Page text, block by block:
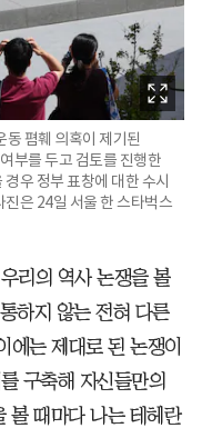
폄훼 의혹이 제기된
부를 두고 검토를 진행한
우 정부 표창에 대한 수시
은 24일 서울 한 스타벅스
리의 역사 논쟁을 볼
하지 않는 전혀 다른
에는 제대로 된 논쟁이
구축해 자신들만의
볼 때마다 나는 테헤란